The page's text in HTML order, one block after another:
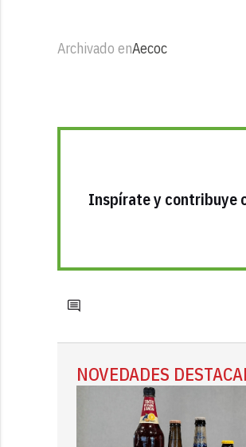
Archivado enAecoc
Inspírate y contribuye
NOVEDADES